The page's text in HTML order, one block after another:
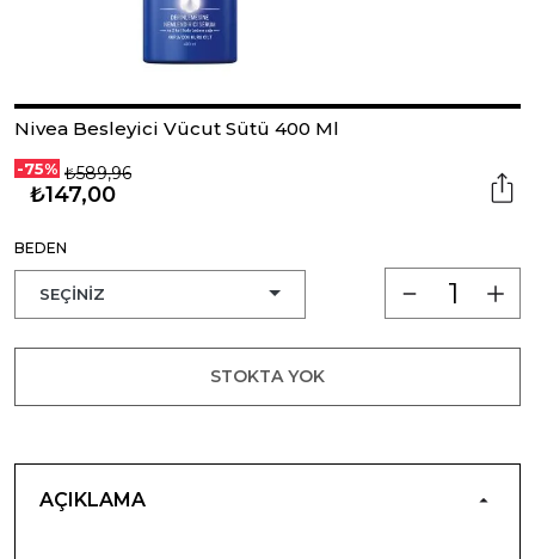
Nivea Besleyici Vücut Sütü 400 Ml
-75% ₺589,96
₺147,00
BEDEN
STOKTA YOK
AÇIKLAMA